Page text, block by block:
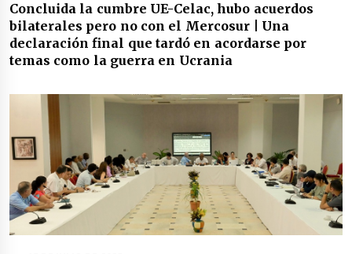
Concluida la cumbre UE-Celac, hubo acuerdos
bilaterales pero no con el Mercosur | Una
declaración final que tardó en acordarse por
temas como la guerra en Ucrania